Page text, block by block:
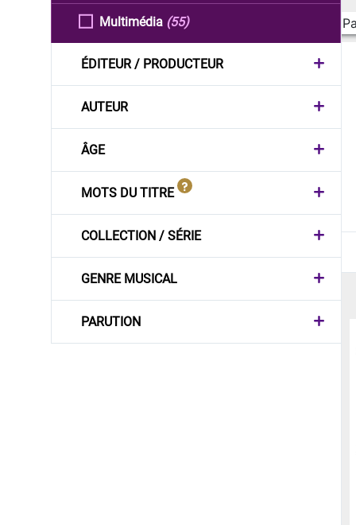
Multimédia (55)
ÉDITEUR / PRODUCTEUR
AUTEUR
ÂGE
MOTS DU TITRE
COLLECTION / SÉRIE
GENRE MUSICAL
PARUTION